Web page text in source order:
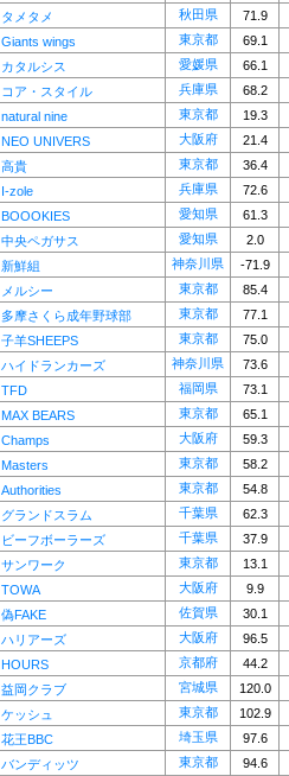
タメタメ 秋田県
71.9
Giants wings 東京都
69.1
カタルシス 愛媛県
66.1
コア・スタイル 兵庫県
68.2
natural nine 東京都
19.3
NEO UNIVERS 大阪府
21.4
高貴 東京都
36.4
I-zole 兵庫県
72.6
BOOOKIES 愛知県
61.3
中央ペガサス 愛知県
2.0
新鮮組 神奈川県
-71.9
メルシー 東京都
85.4
多摩さくら成年野球部 東京都
77.1
子羊SHEEPS 東京都
75.0
ハイドランカーズ 神奈川県
73.6
TFD 福岡県
73.1
MAX BEARS 東京都
65.1
Champs 大阪府
59.3
Masters 東京都
58.2
Authorities 東京都
54.8
グランドスラム 千葉県
62.3
ビーフボーラーズ 千葉県
37.9
サンワーク 東京都
13.1
TOWA 大阪府
9.9
偽FAKE 佐賀県
30.1
ハリアーズ 大阪府
96.5
HOURS 京都府
44.2
益岡クラブ 宮城県
120.0
ケッシュ 東京都
102.9
花王BBC 埼玉県
97.6
バンディッツ 東京都
94.6